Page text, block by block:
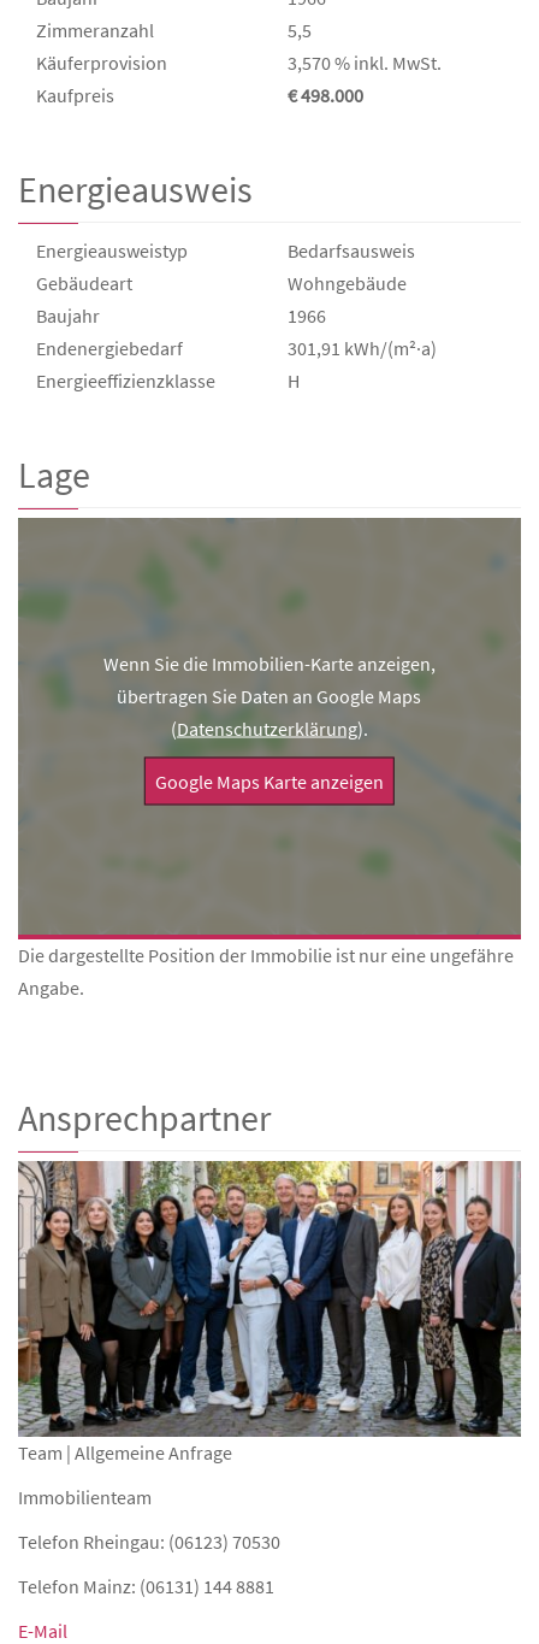
Zimmeranzahl
5,5
Käufer­provision
3,570 % inkl. MwSt.
Kaufpreis
€ 498.000
Energieausweis
Energieausweistyp
Bedarfs­ausweis
Gebäudeart
Wohngebäude
Baujahr
1966
Endenergie­bedarf
301,91 kWh/(m²·a)
Energie­effizienz­klasse
H
Lage
Wenn Sie die Immobilien-Karte anzeigen,
übertragen Sie Daten an Google Maps
(Datenschutzerklärung).
Google Maps Karte anzeigen
Die dargestellte Position der Immobilie ist nur eine ungefähre
Angabe.
Ansprechpartner
Team | Allgemeine Anfrage
Immobilienteam
Telefon Rheingau: (06123) 70530
Telefon Mainz: (06131) 144 8881
E-Mail